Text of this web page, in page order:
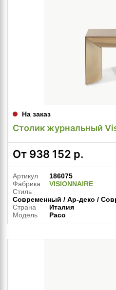
На заказ
Столик журнальный
От 938 152 р.
Артикул
186075
Фабрика
VISIONNAIRE
Стиль
Современный / Ар-деко /
Страна
Италия
Модель
Paco